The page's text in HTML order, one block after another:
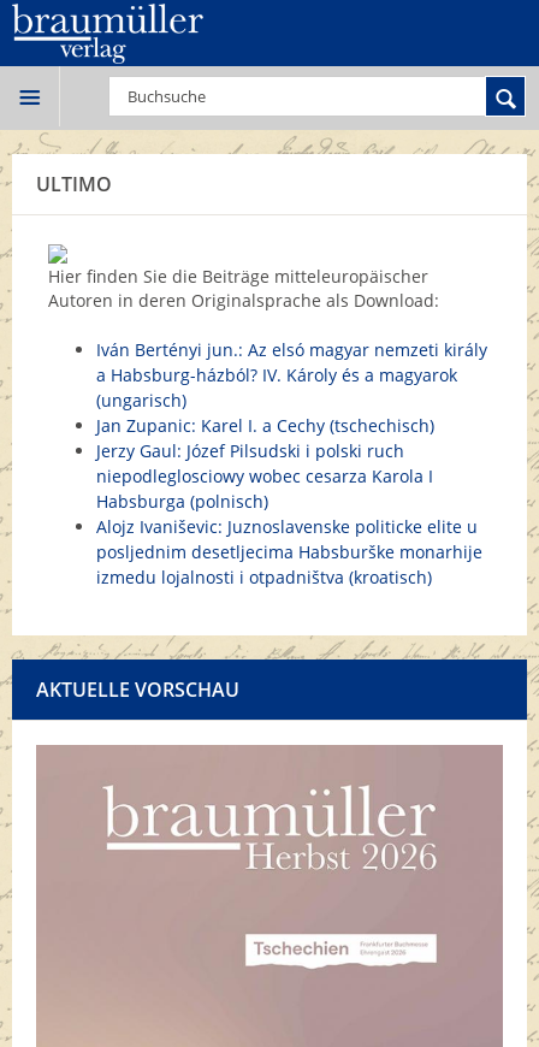
ULTIMO
Hier finden Sie die Beiträge mitteleuropäischer
Autoren in deren Originalsprache als Download:
Iván Bertényi jun.: Az elsó magyar nemzeti király
a Habsburg-házból? IV. Károly és a magyarok
(ungarisch)
Jan Zupanic: Karel I. a Cechy (tschechisch)
Jerzy Gaul: Józef Pilsudski i polski ruch
niepodleglosciowy wobec cesarza Karola I
Habsburga (polnisch)
Alojz Ivaniševic: Juznoslavenske politicke elite u
posljednim desetljecima Habsburške monarhije
izmedu lojalnosti i otpadništva (kroatisch)
AKTUELLE VORSCHAU